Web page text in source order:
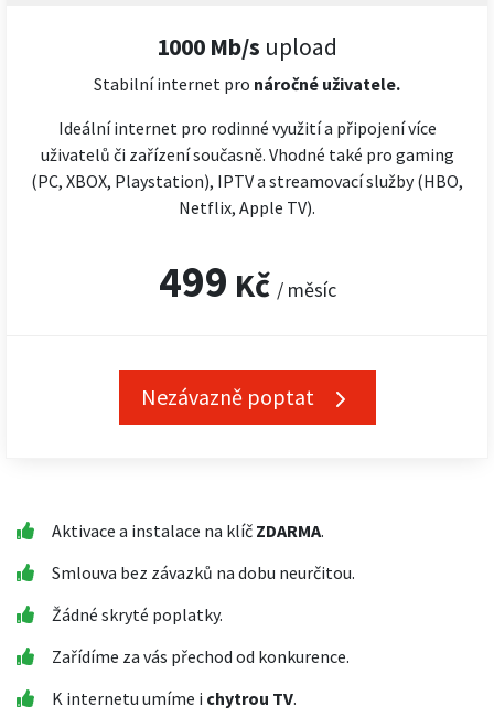
1000 Mb/s upload
Stabilní internet pro náročné uživatele.
Ideální internet pro rodinné využití a připojení více
uživatelů či zařízení současně. Vhodné také pro gaming
(PC, XBOX, Playstation), IPTV a streamovací služby (HBO,
Netflix, Apple TV).
499 Kč / měsíc
Nezávazně poptat
Aktivace a instalace na klíč ZDARMA.
Smlouva bez závazků na dobu neurčitou.
Žádné skryté poplatky.
Zařídíme za vás přechod od konkurence.
K internetu umíme i chytrou TV.